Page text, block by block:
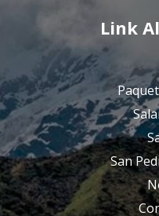
Link
San